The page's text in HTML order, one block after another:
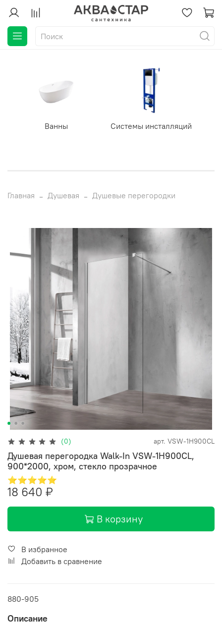
Ванны Системы инсталляций
Главная Душевая Душевые перегородки
(0) арт. VSW-1H900CL
Душевая перегородка Walk-In VSW-1H900CL,
900*2000, хром, стекло прозрачное
⭐⭐⭐⭐⭐
18 640 ₽
В корзину
В избранное
Добавить в сравнение
880-905
Описание